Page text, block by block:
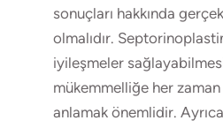
sonuçları hakkında
olmalıdır.
iyileşmeler
mükemmelliğe her zaman
anlamak önemlidir.